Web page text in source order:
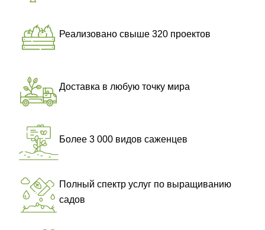
Реализовано свыше 320 проектов
Доставка в любую точку мира
Более 3 000 видов саженцев
Полный спектр услуг по выращиванию
садов